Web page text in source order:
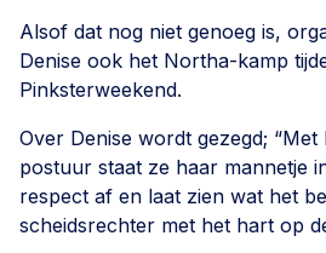
Alsof dat nog niet genoeg is,
Denise ook het Northa-kamp
Pinksterweekend.
Over Denise wordt gezegd;
postuur staat ze haar mannetje
respect af en laat zien wat het
scheidsrechter met het hart op